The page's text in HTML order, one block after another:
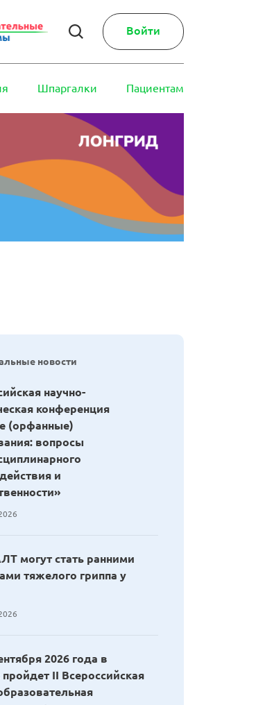
Войти
Шпаргалки Пациентам
новости
научно-
конференция
(орфанные)
вопросы
и
могут стать ранними
тяжелого гриппа у
2026 года в
II Всероссийская